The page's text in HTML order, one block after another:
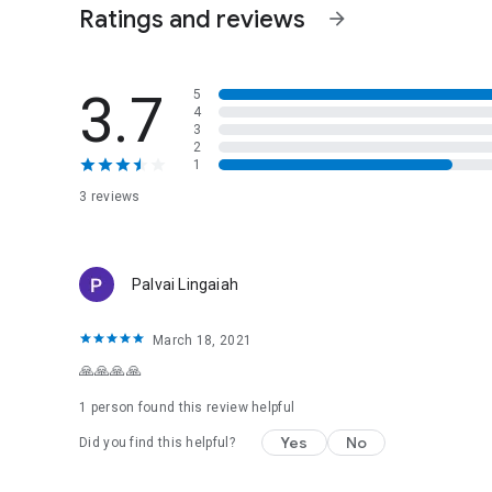
Ratings and reviews arrow_forward
3.7
3 reviews
5
4
3
2
1
Palvai Lingaiah
March 18, 2021
🙏🙏🙏🙏
1 person found this review helpful
Did you find this helpful? Yes No